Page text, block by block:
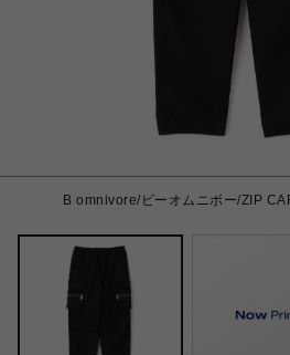
B omnivore/ビーオムニボー/ZIP